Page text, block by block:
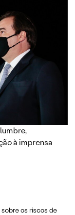
à imprensa
os riscos de